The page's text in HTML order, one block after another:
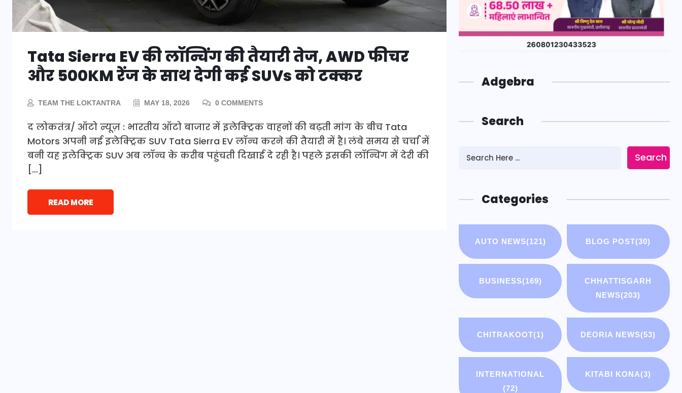
Tata Sierra EV की लॉन्चिंग की तैयारी तेज, AWD फीचर
और 500KM रेंज के साथ देगी कई SUVs को टक्कर
TEAM THE LOKTANTRA MAY 18, 2026 0 COMMENTS
द लोकतंत्र/ ऑटो न्यूज़ : भारतीय ऑटो बाजार में इलेक्ट्रिक वाहनों की बढ़ती मांग के बीच Tata
Motors अपनी नई इलेक्ट्रिक SUV Tata Sierra EV लॉन्च करने की तैयारी में है। लंबे समय से चर्चा में
बनी यह इलेक्ट्रिक SUV अब लॉन्च के करीब पहुंचती दिखाई दे रही है। पहले इसकी लॉन्चिंग में देरी की
[…]
READ MORE
Adgebra
Search
Search
Categories
AUTO NEWS(121) BLOG POST(30)
BUSINESS(169)
CHHATTISGARH
NEWS(203)
CHITRAKOOT(1) DEORIA NEWS(53)
INTERNATIONAL
(72)
KITABI KONA(3)